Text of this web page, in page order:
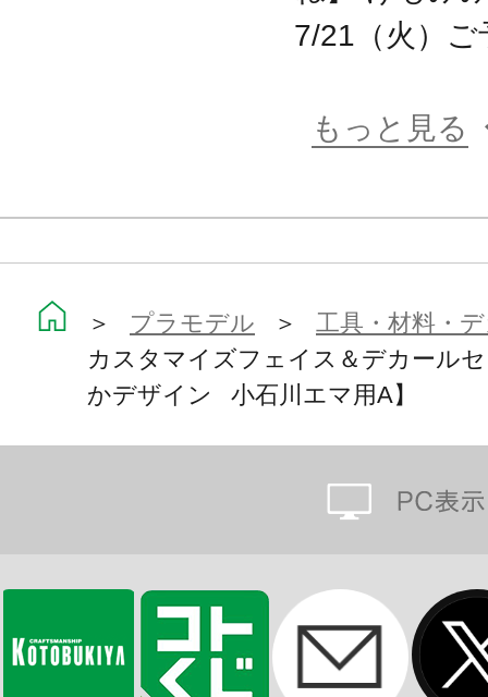
7/21（火）ご
もっと見る
＞ プラモデル ＞ 工具・材料・
カスタマイズフェイス＆デカール
かデザイン 小石川エマ用A】